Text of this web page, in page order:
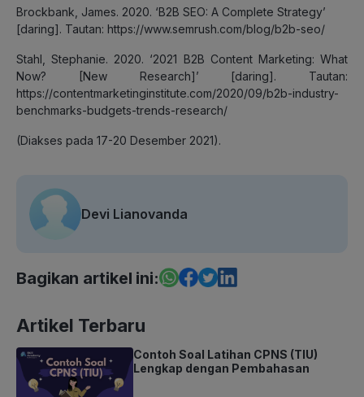
Brockbank, James. 2020. ‘B2B SEO: A Complete Strategy’
[daring]. Tautan: https://www.semrush.com/blog/b2b-seo/
Stahl, Stephanie. 2020. ‘2021 B2B Content Marketing: What
Now? [New Research]’ [daring]. Tautan:
https://contentmarketinginstitute.com/2020/09/b2b-industry-
benchmarks-budgets-trends-research/
(Diakses pada 17-20 Desember 2021).
Devi Lianovanda
Bagikan artikel ini:
Artikel Terbaru
Contoh Soal Latihan CPNS (TIU)
Lengkap dengan Pembahasan